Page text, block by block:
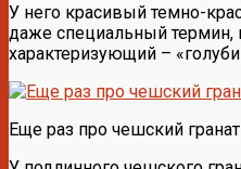
У него красивый темно-
даже специальный термин,
характеризующий –
Еще раз про чешский гранат